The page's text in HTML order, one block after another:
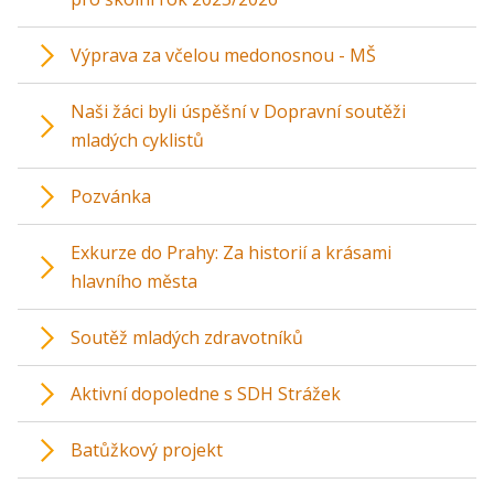
Výprava za včelou medonosnou - MŠ
Naši žáci byli úspěšní v Dopravní soutěži
mladých cyklistů
Pozvánka
Exkurze do Prahy: Za historií a krásami
hlavního města
Soutěž mladých zdravotníků
Aktivní dopoledne s SDH Strážek
Batůžkový projekt